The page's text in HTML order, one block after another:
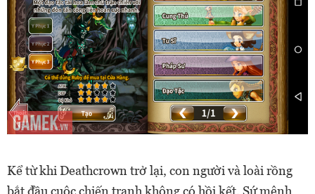
Kể từ khi Deathcrown trở lại, con người và loài rồng
bắt đầu cuộc chiến tranh không có hồi kết. Sứ mệnh